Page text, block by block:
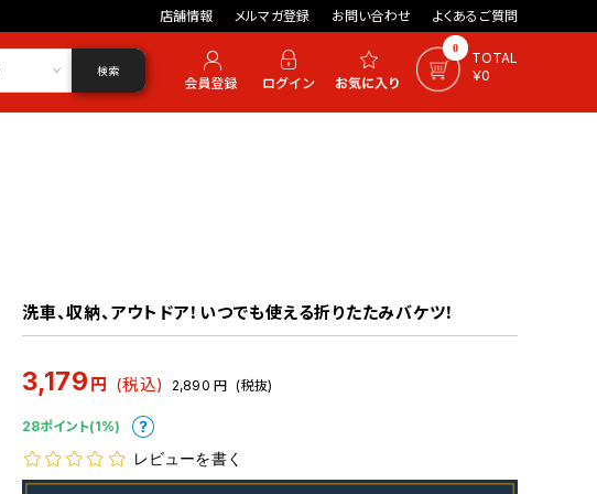
店舗情報 メルマガ登録 お問い合わせ よくあるご質問
0
TOTAL
￥0
検索
洗車、収納、アウトドア！いつでも使える折りたたみバケツ！
3,179 円 (税込) 2,890 円 (税抜)
28ポイント(1%)
レビューを書く